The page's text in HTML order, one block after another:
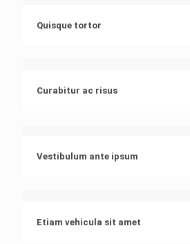
Quisque tortor
Curabitur ac risus
Vestibulum ante ipsum
Etiam vehicula sit amet